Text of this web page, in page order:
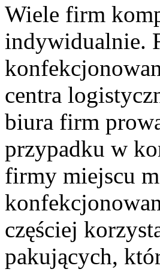
Wiele firm
indywidualnie.
centra
biura firm
przypadku w
firmy miejscu
częściej
pakujących,